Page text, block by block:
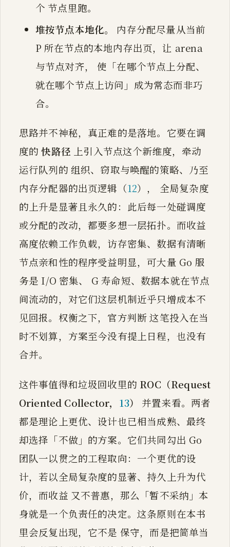
个 节点里跑。
堆按节点本地化。
内存分配尽量从当前
P 所在节点的本地内存出页，让 arena
与节点对齐， 使「在哪个节点上分配、
就在哪个节点上访问」成为常态而非巧
合。
思路并不神秘，真正难的是落地。它要在调
度的快路径 上引入节点这个新维度，牵动
运行队列的 组织、窃取与唤醒的策略、乃至
内存分配器的出页逻辑（12）， 全局复杂度
的上升是显著且永久的：此后每一处碰调度
或分配的改动，都要多想一层拓扑。而收益
高度依赖工作负载，访存密集、数据有清晰
节点亲和性的程序受益明显，可大量 Go 服
务是 I/O 密集、 G 寿命短、数据本就在节点
间流动的，对它们这层机制近乎只增成本不
见回报。权衡之下，官方判断 这笔投入在当
时不划算，方案至今没有提上日程，也没有
合并。
这件事值得和垃圾回收里的 ROC（Request
Oriented Collector， 13）
并置来看。两者
都是理论上更优、设计也已相当成熟、最终
却选择「不做」的方案。它们共同勾出 Go
团队一以贯之的工程取向：一个更优的设
计，若以全局复杂度的显著、持久上升为代
价，而收益 又不普惠，那么「暂不采纳」本
身就是一个负责任的决定。这条原则在本书
里会反复出现，它不是 保守，而是把简单当